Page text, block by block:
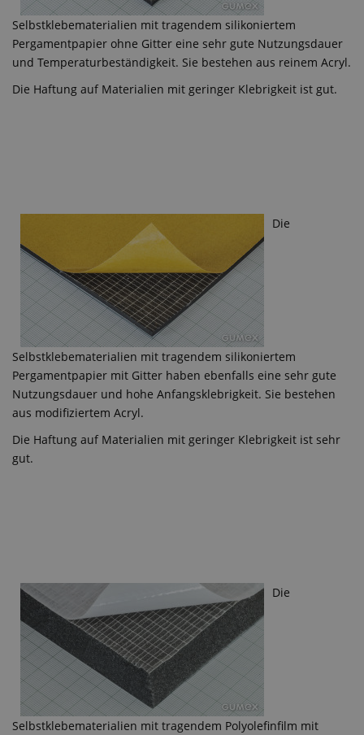
Selbstklebematerialien mit tragendem silikoniertem
Pergamentpapier ohne Gitter eine sehr gute Nutzungsdauer
und Temperaturbeständigkeit. Sie bestehen aus reinem Acryl.
Die Haftung auf Materialien mit geringer Klebrigkeit ist gut.
Die
Selbstklebematerialien mit tragendem silikoniertem
Pergamentpapier mit Gitter haben ebenfalls eine sehr gute
Nutzungsdauer und hohe Anfangsklebrigkeit. Sie bestehen
aus modifiziertem Acryl.
Die Haftung auf Materialien mit geringer Klebrigkeit ist sehr
gut.
Die
Selbstklebematerialien mit tragendem Polyolefinfilm mit